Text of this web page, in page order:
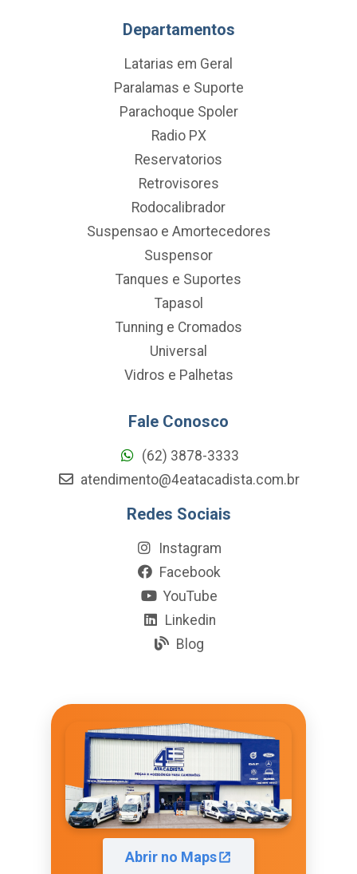
Departamentos
Latarias em Geral
Paralamas e Suporte
Parachoque Spoler
Radio PX
Reservatorios
Retrovisores
Rodocalibrador
Suspensao e Amortecedores
Suspensor
Tanques e Suportes
Tapasol
Tunning e Cromados
Universal
Vidros e Palhetas
Fale Conosco
(62) 3878-3333
atendimento@4eatacadista.com.br
Redes Sociais
Instagram
Facebook
YouTube
Linkedin
Blog
Abrir no Maps